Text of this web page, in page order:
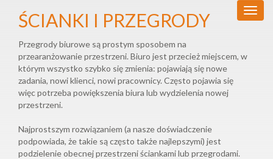
ŚCIANKI I PRZEGRODY
Przegrody biurowe są prostym sposobem na
przearanżowanie przestrzeni. Biuro jest przecież miejscem, w
którym wszystko szybko się zmienia: pojawiają się nowe
zadania, nowi klienci, nowi pracownicy. Często pojawia się
więc potrzeba powiększenia biura lub wydzielenia nowej
przestrzeni.
Najprostszym rozwiązaniem (a nasze doświadczenie
podpowiada, że takie są często także najlepszymi) jest
podzielenie obecnej przestrzeni ściankami lub przegrodami.